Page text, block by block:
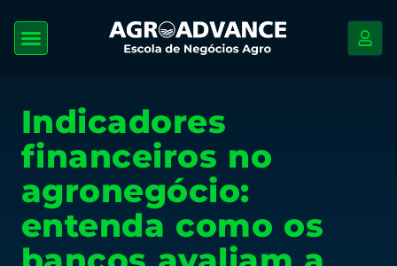
Indicadores
financeiros no
agronegócio:
entenda como os